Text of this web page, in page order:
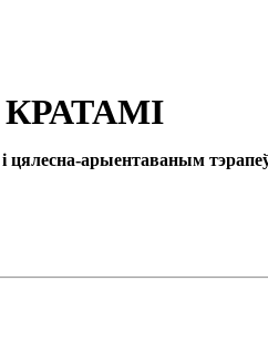
цялесна-арыентаваным